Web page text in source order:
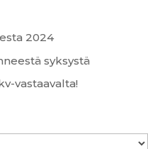
2024
syksystä
vastaavalta!